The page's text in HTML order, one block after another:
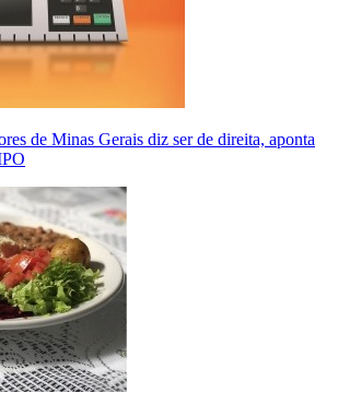
de Minas Gerais diz ser de direita, aponta